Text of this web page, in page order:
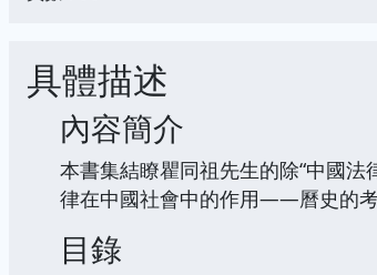
具體描述
內容簡介
本書集結瞭瞿同祖先生的除“中國法
律在中國社會中的作用——曆史的考
目錄